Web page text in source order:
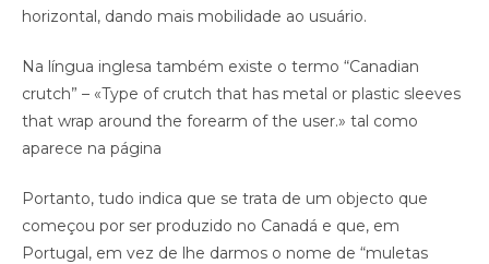
horizontal, dando mais mobilidade ao usuário.
Na língua inglesa também existe o termo “Canadian
crutch” – «Type of crutch that has metal or plastic sleeves
that wrap around the forearm of the user.» tal como
aparece na página
Portanto, tudo indica que se trata de um objecto que
começou por ser produzido no Canadá e que, em
Portugal, em vez de lhe darmos o nome de “muletas